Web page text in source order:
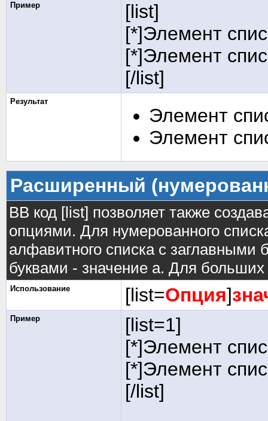
Пример
[list]
[*]Элемент
[*]Элемент
[/list]
Результат
Элемент
Элемент
Расширенный
BB код [list] позволяет также
опциями. Для нумерованного
алфавитного списка с
буквами - значение а. Для
Использование [list=Опция]
Пример
[list=1]
[*]Элемент
[*]Элемент
[/list]